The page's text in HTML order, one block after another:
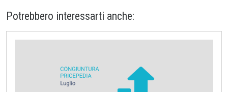
Potrebbero interessarti anche: